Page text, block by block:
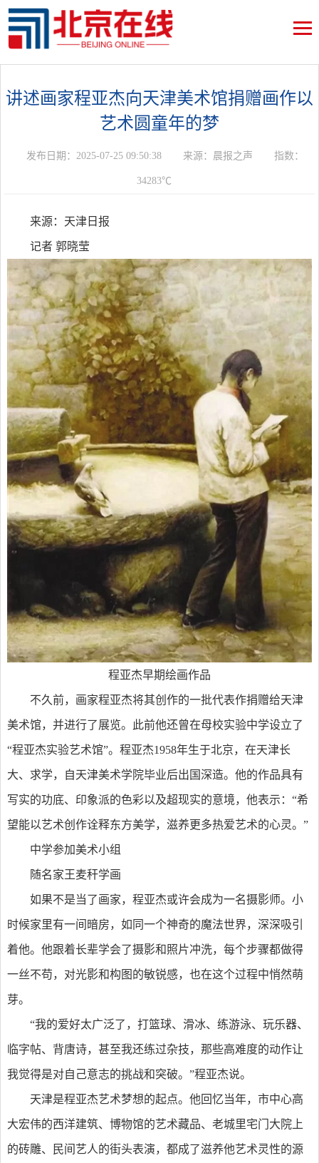
讲述画家程亚杰向天津美术馆捐赠画作以
艺术圆童年的梦
发布日期：2025-07-25 09:50:38 来源：晨报之声 指数：
34283℃
来源：天津日报
记者 郭晓莹
程亚杰早期绘画作品
不久前，画家程亚杰将其创作的一批代表作捐赠给天津
美术馆，并进行了展览。此前他还曾在母校实验中学设立了
“程亚杰实验艺术馆”。程亚杰1958年生于北京，在天津长
大、求学，自天津美术学院毕业后出国深造。他的作品具有
写实的功底、印象派的色彩以及超现实的意境，他表示：“希
望能以艺术创作诠释东方美学，滋养更多热爱艺术的心灵。”
中学参加美术小组
随名家王麦秆学画
如果不是当了画家，程亚杰或许会成为一名摄影师。小
时候家里有一间暗房，如同一个神奇的魔法世界，深深吸引
着他。他跟着长辈学会了摄影和照片冲洗，每个步骤都做得
一丝不苟，对光影和构图的敏锐感，也在这个过程中悄然萌
芽。
“我的爱好太广泛了，打篮球、滑冰、练游泳、玩乐器、
临字帖、背唐诗，甚至我还练过杂技，那些高难度的动作让
我觉得是对自己意志的挑战和突破。”程亚杰说。
天津是程亚杰艺术梦想的起点。他回忆当年，市中心高
大宏伟的西洋建筑、博物馆的艺术藏品、老城里宅门大院上
的砖雕、民间艺人的街头表演，都成了滋养他艺术灵性的源